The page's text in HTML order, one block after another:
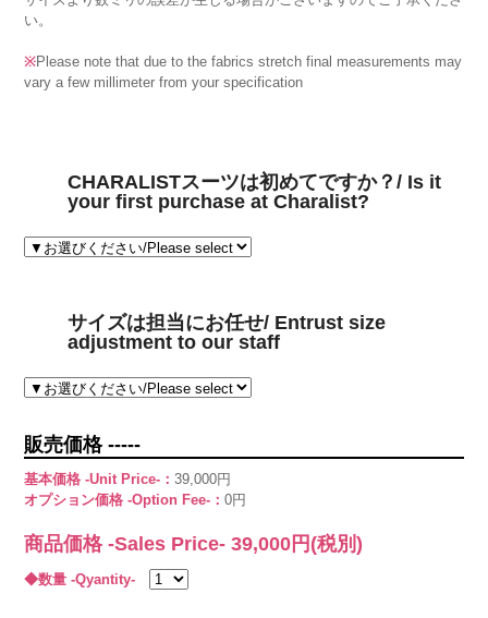
い。
※Please note that due to the fabrics stretch final measurements may
vary a few millimeter from your specification
CHARALISTスーツは初めてですか？/ Is it
your first purchase at Charalist?
サイズは担当にお任せ/ Entrust size
adjustment to our staff
販売価格 -----
基本価格 -Unit Price-：39,000円
オプション価格 -Option Fee-：0円
商品価格 -Sales Price-39,000 円(税別)
◆数量 -Qyantity-